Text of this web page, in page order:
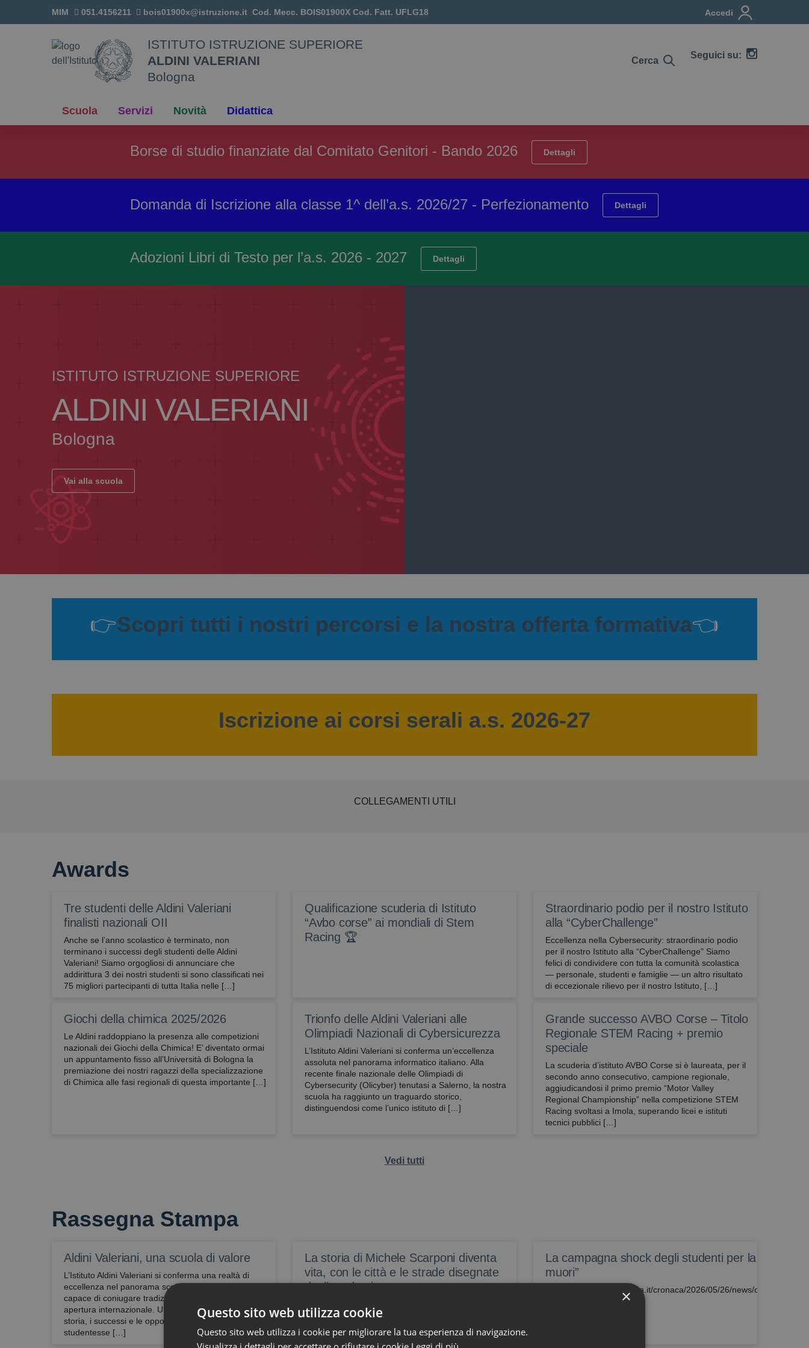
MIM 051.4156211 bois01900x@istruzione.it Cod. Mecc. BOIS01900X Cod. Fatt. UFLG18 Accedi
ISTITUTO ISTRUZIONE SUPERIORE
ALDINI VALERIANI
Bologna
Cerca
Seguici su:
Scuola Servizi Novità Didattica
Borse di studio finanziate dal Comitato Genitori - Bando 2026 Dettagli
Domanda di Iscrizione alla classe 1^ dell’a.s. 2026/27 - Perfezionamento Dettagli
Adozioni Libri di Testo per l’a.s. 2026 - 2027 Dettagli
ISTITUTO ISTRUZIONE SUPERIORE
ALDINI VALERIANI
Bologna
Vai alla scuola
👉Scopri tutti i nostri percorsi e la nostra offerta formativa👈
Iscrizione ai corsi serali a.s. 2026-27
COLLEGAMENTI UTILI
Awards
Tre studenti delle Aldini Valeriani
finalisti nazionali OII
Anche se l’anno scolastico è terminato, non
terminano i successi degli studenti delle Aldini
Valeriani! Siamo orgogliosi di annunciare che
addirittura 3 dei nostri studenti si sono classificati nei
75 migliori partecipanti di tutta Italia nelle […]
Qualificazione scuderia di Istituto
“Avbo corse” ai mondiali di Stem
Racing 🏆
Straordinario podio per il nostro Istituto
alla “CyberChallenge”
Eccellenza nella Cybersecurity: straordinario podio
per il nostro Istituto alla “CyberChallenge” Siamo
felici di condividere con tutta la comunità scolastica
— personale, studenti e famiglie — un altro risultato
di eccezionale rilievo per il nostro Istituto, […]
Giochi della chimica 2025/2026
Le Aldini raddoppiano la presenza alle competizioni
nazionali dei Giochi della Chimica! E’ diventato ormai
un appuntamento fisso all’Università di Bologna la
premiazione dei nostri ragazzi della specializzazione
di Chimica alle fasi regionali di questa importante […]
Trionfo delle Aldini Valeriani alle
Olimpiadi Nazionali di Cybersicurezza
L’Istituto Aldini Valeriani si conferma un’eccellenza
assoluta nel panorama informatico italiano. Alla
recente finale nazionale delle Olimpiadi di
Cybersecurity (Olicyber) tenutasi a Salerno, la nostra
scuola ha raggiunto un traguardo storico,
distinguendosi come l’unico istituto di […]
Grande successo AVBO Corse – Titolo
Regionale STEM Racing + premio
speciale
La scuderia d’istituto AVBO Corse si è laureata, per il
secondo anno consecutivo, campione regionale,
aggiudicandosi il primo premio “Motor Valley
Regional Championship” nella competizione STEM
Racing svoltasi a Imola, superando licei e istituti
tecnici pubblici […]
Vedi tutti
Rassegna Stampa
Aldini Valeriani, una scuola di valore
L’Istituto Aldini Valeriani si conferma una realtà di
eccellenza nel panorama scolastico bolognese,
capace di coniugare tradizione, innovazione e
apertura internazionale. Un articolo che racconta la
storia, i successi e le opportunità offerte alle nostre
studentesse […]
La storia di Michele Scarponi diventa
vita, con le città e le strade disegnate
dagli studenti
ottava-tappa-marche-michele-scarponi-progetti-
scuole-sicurezza-stradale-lnu7n5ia
La campagna shock degli studenti per la
muori”
https://bologna.repubblica.it/cronaca/2026/05/26/news/
×
Questo sito web utilizza cookie
Questo sito web utilizza i cookie per migliorare la tua esperienza di navigazione.